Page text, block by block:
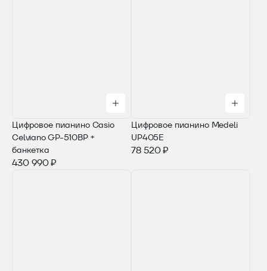
Цифровое пианино Casio
Celviano GP-510BP +
банкетка
430 990 ₽
Цифровое пианино Medeli
UP405E
78 520 ₽